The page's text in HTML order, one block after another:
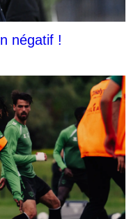
négatif !